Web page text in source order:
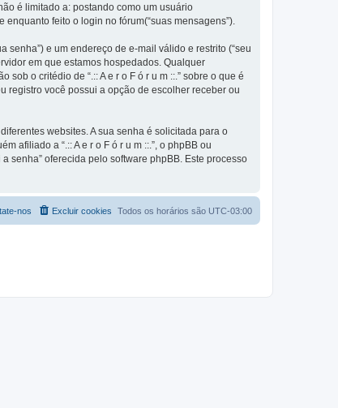
é limitado a: postando como um usuário
enquanto feito o login no fórum(“suas mensagens”).
senha”) e um endereço de e-mail válido e restrito (“seu
em que estamos hospedados. Qualquer
o critédio de “.:: A e r o F ó r u m ::.” sobre o que é
registro você possui a opção de escolher receber ou
websites. A sua senha é solicitada para o
afiliado a “.:: A e r o F ó r u m ::.”, o phpBB ou
senha” oferecida pelo software phpBB. Este processo
Todos os horários são UTC-03:00
Excluir cookies
nos